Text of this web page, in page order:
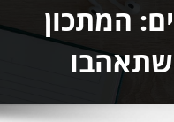
המתכון